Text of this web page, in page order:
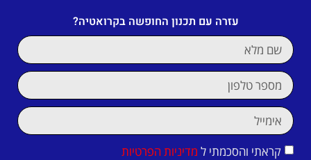
עזרה עם תכנון החופשה בקרואטיה?
קראתי והסכמתי ל מדיניות הפרטיות